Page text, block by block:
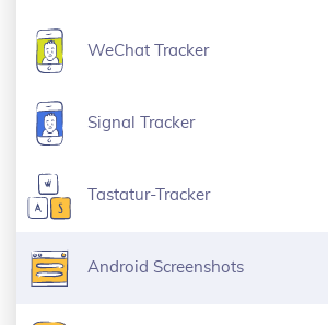
WeChat Tracker
Signal Tracker
Tastatur-Tracker
Android Screenshots